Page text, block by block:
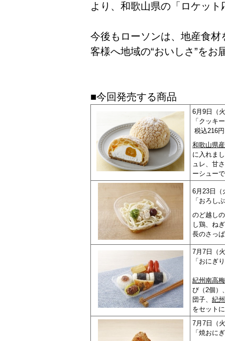
より、和歌山県の「ロケッ
今後もローソンは、地産食
客様へ地域の“おいしさ”をお
■今回発売する商品
6月9日（
「クッキ
税込216円
和歌山県
に入れま
ュレ、甘
ーシュー
6月23日（
「おろし
のど越し
し鶏、ね
長のさっ
7月7日（
「おにぎ
紀州南高
び（2個）
団子、 紀
をセット
7月7日（
「焼おに